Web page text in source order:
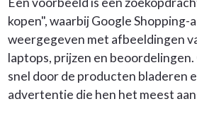
kopen", waarbij Google
weergegeven met afbeeldingen
laptops, prijzen en
snel door de producten bladeren
advertentie die hen het meest